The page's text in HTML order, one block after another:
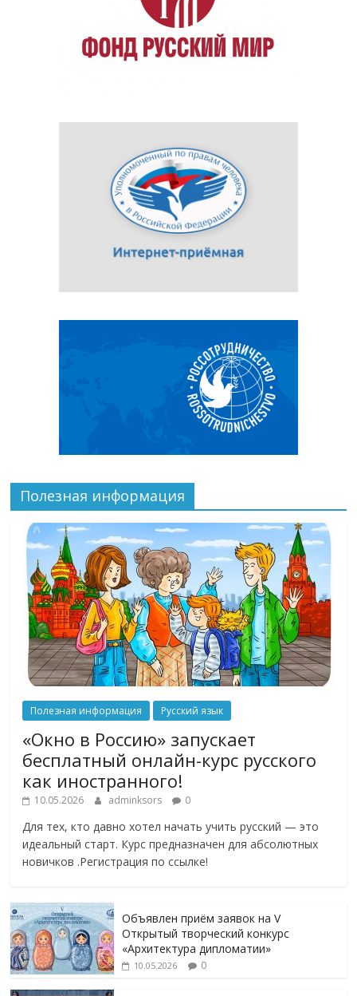
Полезная информация
Полезная информация Русский язык
«Окно в Россию» запускает
бесплатный онлайн-курс русского
как иностранного!
10.05.2026 adminksors 0
Для тех, кто давно хотел начать учить русский — это
идеальный старт. Курс предназначен для абсолютных
новичков .Регистрация по ссылке!
Объявлен приём заявок на V
Открытый творческий конкурс
«Архитектура дипломатии»
10.05.2026 0